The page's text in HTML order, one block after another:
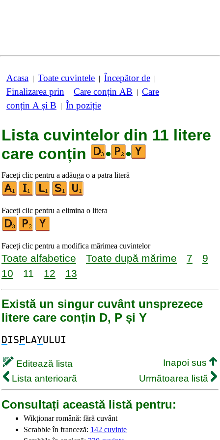
Acasa | Toate cuvintele | Începător de |
Finalizarea prin | Care conțin AB | Care
conțin A și B | În poziție
Lista cuvintelor din 11 litere
care conțin
• •
Faceți clic pentru a adăuga o a patra literă
Faceți clic pentru a elimina o litera
Faceți clic pentru a modifica mărimea cuvintelor
Toate alfabetice Toate după mărime 7
9
10
11 12 13
Există un singur cuvânt unsprezece
litere care conțin D, P și Y
DISPLAYULUI
Editează lista
Inapoi sus
Lista anterioară
Următoarea listă
Consultați această listă pentru:
Wikționar română: fără cuvânt
Scrabble în franceză: 142 cuvinte